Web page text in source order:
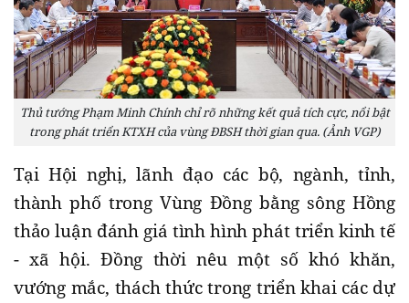
Thủ tướng Phạm Minh Chính chỉ rõ những kết quả tích cực, nổi bật
trong phát triển KTXH của vùng ĐBSH thời gian qua. (Ảnh VGP)
Tại Hội nghị, lãnh đạo các bộ, ngành, tỉnh,
thành phố trong Vùng Đồng bằng sông Hồng
thảo luận đánh giá tình hình phát triển kinh tế
- xã hội. Đồng thời nêu một số khó khăn,
vướng mắc, thách thức trong triển khai các dự